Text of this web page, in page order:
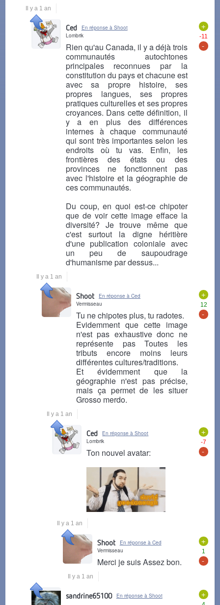
Il y a 1 an
+
-11
-
Ced
En réponse à Shoot
Lombrik
Rien qu'au Canada, il y a déjà trois
communautés autochtones
principales reconnues par la
constitution du pays et chacune est
avec sa propre histoire, ses
propres langues, ses propres
pratiques culturelles et ses propres
croyances. Dans cette définition, il
y a en plus des différences
internes à chaque communauté
qui sont très importantes selon les
endroits où tu vas. Enfin, les
frontières des états ou des
provinces ne fonctionnent pas
avec l'histoire et la géographie de
ces communautés.
Du coup, en quoi est-ce chipoter
que de voir cette image efface la
diversité? Je trouve même que
c'est surtout la digne héritière
d'une publication coloniale avec
un peu de saupoudrage
d'humanisme par dessus...
Il y a 1 an
+
12
-
Shoot
En réponse à Ced
Vermisseau
Tu ne chipotes plus, tu radotes.
Evidemment que cette image
n'est pas exhaustive donc ne
représente pas Toutes les
tributs encore moins leurs
différentes cultures/traditions.
Et évidemment que la
géographie n'est pas précise,
mais ça permet de les situer
Grosso merdo.
Il y a 1 an
+
-7
-
Ced
En réponse à Shoot
Lombrik
Ton nouvel avatar:
Il y a 1 an
+
1
-
Shoot
En réponse à Ced
Vermisseau
Merci je suis Assez bon.
Il y a 1 an
+
sandrine65100 En réponse à Shoot